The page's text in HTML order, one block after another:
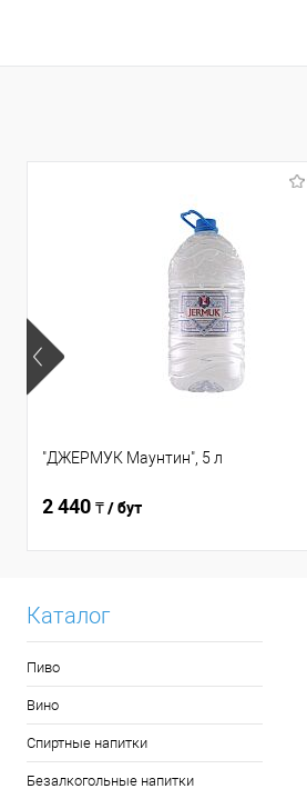
Сравнение
"ДЖЕРМУК Маунтин", 5 л
2 440 ₸ / бут
Каталог
Пиво
Вино
Спиртные напитки
Безалкогольные напитки